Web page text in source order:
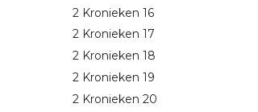
2 Kronieken 16
2 Kronieken 17
2 Kronieken 18
2 Kronieken 19
2 Kronieken 20